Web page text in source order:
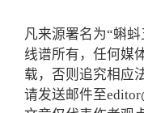
凡来源署名为“蝌
线谱所有，任何媒
载，否则追究相应
请发送邮件至